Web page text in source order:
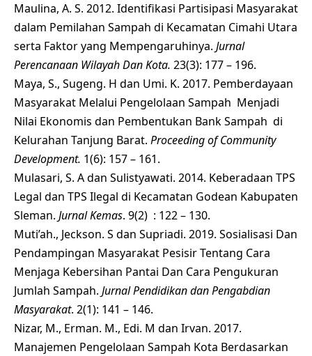
Maulina, A. S. 2012. Identifikasi Partisipasi Masyarakat
dalam Pemilahan Sampah di Kecamatan Cimahi Utara
serta Faktor yang Mempengaruhinya. Jurnal
Perencanaan Wilayah Dan Kota. 23(3): 177 – 196.
Maya, S., Sugeng. H dan Umi. K. 2017. Pemberdayaan
Masyarakat Melalui Pengelolaan Sampah Menjadi
Nilai Ekonomis dan Pembentukan Bank Sampah di
Kelurahan Tanjung Barat. Proceeding of Community
Development. 1(6): 157 – 161.
Mulasari, S. A dan Sulistyawati. 2014. Keberadaan TPS
Legal dan TPS Ilegal di Kecamatan Godean Kabupaten
Sleman. Jurnal Kemas. 9(2) : 122 – 130.
Muti’ah., Jeckson. S dan Supriadi. 2019. Sosialisasi Dan
Pendampingan Masyarakat Pesisir Tentang Cara
Menjaga Kebersihan Pantai Dan Cara Pengukuran
Jumlah Sampah. Jurnal Pendidikan dan Pengabdian
Masyarakat. 2(1): 141 – 146.
Nizar, M., Erman. M., Edi. M dan Irvan. 2017.
Manajemen Pengelolaan Sampah Kota Berdasarkan